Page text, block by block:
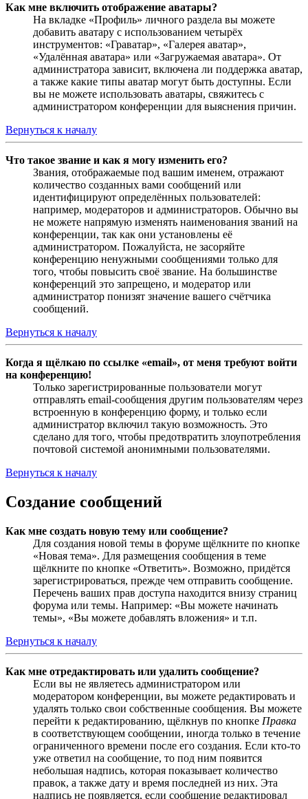
Как мне включить отображение аватары?
На вкладке «Профиль» личного раздела вы можете
добавить аватару с использованием четырёх
инструментов: «Граватар», «Галерея аватар»,
«Удалённая аватара» или «Загружаемая аватара». От
администратора зависит, включена ли поддержка аватар,
а также какие типы аватар могут быть доступны. Если
вы не можете использовать аватары, свяжитесь с
администратором конференции для выяснения причин.
Вернуться к началу
Что такое звание и как я могу изменить его?
Звания, отображаемые под вашим именем, отражают
количество созданных вами сообщений или
идентифицируют определённых пользователей:
например, модераторов и администраторов. Обычно вы
не можете напрямую изменять наименования званий на
конференции, так как они установлены её
администратором. Пожалуйста, не засоряйте
конференцию ненужными сообщениями только для
того, чтобы повысить своё звание. На большинстве
конференций это запрещено, и модератор или
администратор понизят значение вашего счётчика
сообщений.
Вернуться к началу
Когда я щёлкаю по ссылке «email», от меня требуют войти
на конференцию!
Только зарегистрированные пользователи могут
отправлять email-сообщения другим пользователям через
встроенную в конференцию форму, и только если
администратор включил такую возможность. Это
сделано для того, чтобы предотвратить злоупотребления
почтовой системой анонимными пользователями.
Вернуться к началу
Создание сообщений
Как мне создать новую тему или сообщение?
Для создания новой темы в форуме щёлкните по кнопке
«Новая тема». Для размещения сообщения в теме
щёлкните по кнопке «Ответить». Возможно, придётся
зарегистрироваться, прежде чем отправить сообщение.
Перечень ваших прав доступа находится внизу страниц
форума или темы. Например: «Вы можете начинать
темы», «Вы можете добавлять вложения» и т.п.
Вернуться к началу
Как мне отредактировать или удалить сообщение?
Если вы не являетесь администратором или
модератором конференции, вы можете редактировать и
удалять только свои собственные сообщения. Вы можете
перейти к редактированию, щёлкнув по кнопке Правка
в соответствующем сообщении, иногда только в течение
ограниченного времени после его создания. Если кто-то
уже ответил на сообщение, то под ним появится
небольшая надпись, которая показывает количество
правок, а также дату и время последней из них. Эта
надпись не появляется, если сообщение редактировал